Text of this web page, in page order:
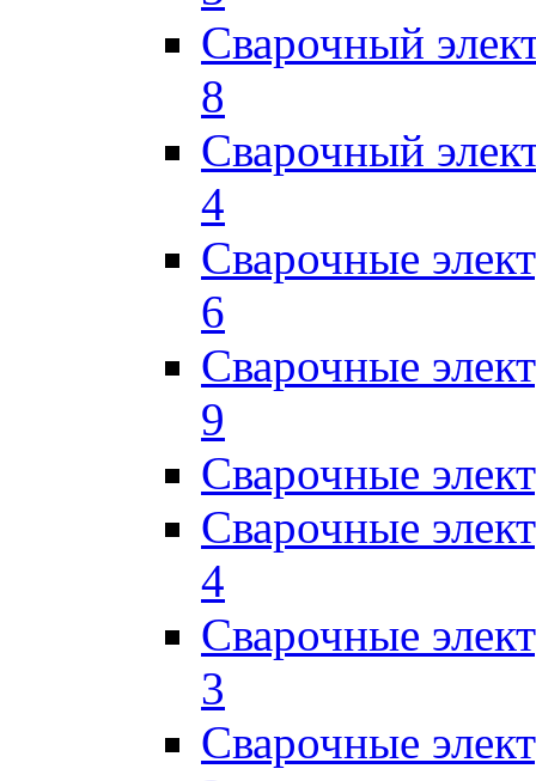
Сварочный
8
Сварочный
4
Сварочные
6
Сварочные
9
Сварочные
Сварочные
4
Сварочные
3
Сварочные